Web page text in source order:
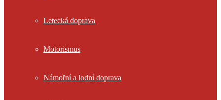
Letecká doprava
Motorismus
Námořní a lodní doprava